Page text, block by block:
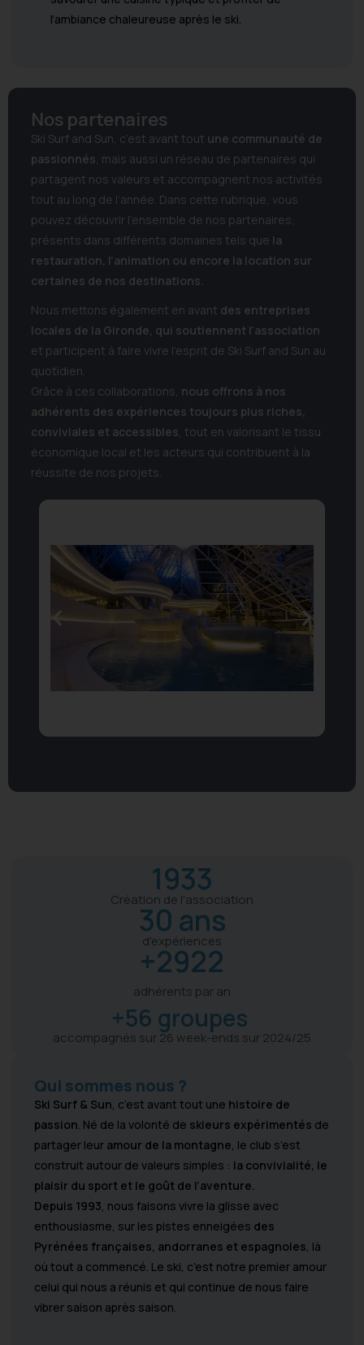
l’ambiance chaleureuse après le ski.
Nos partenaires
Ski Surf and Sun, c’est avant tout une communauté de
passionnés, mais aussi un réseau de partenaires qui
partagent nos valeurs et accompagnent nos activités
tout au long de l’année. Dans cette rubrique, vous
pouvez découvrir l’ensemble de nos partenaires,
présents dans différents domaines tels que la
restauration, l’animation ou encore la location sur
certaines de nos destinations.
Nous mettons également en avant des entreprises
locales de la Gironde, qui soutiennent l’association
et participent à faire vivre l’esprit de Ski Surf and Sun au
quotidien.
Grâce à ces collaborations, nous offrons à nos
adhérents des expériences toujours plus riches,
conviviales et accessibles, tout en valorisant le tissu
économique local et les acteurs qui contribuent à la
réussite de nos projets.
Création de l'association
1993
d'expériences
32 ans
adhérents par an
+3000
accompagnés sur 26 week-ends sur 2024/25
+60 groupes
Qui sommes nous ?
Ski Surf & Sun, c’est avant tout une histoire de
passion. Né de la volonté de skieurs expérimentés de
partager leur amour de la montagne, le club s’est
construit autour de valeurs simples : la convivialité, le
plaisir du sport et le goût de l’aventure.
Depuis 1993, nous faisons vivre la glisse avec
enthousiasme, sur les pistes enneigées des
Pyrénées françaises, andorranes et espagnoles, là
où tout a commencé. Le ski, c’est notre premier amour
celui qui nous a réunis et qui continue de nous faire
vibrer saison après saison.